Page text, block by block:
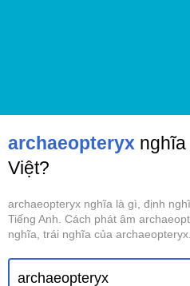
archaeopteryx nghĩa
Việt?
archaeopteryx nghĩa là gì, định
Tiếng Anh. Cách phát âm
nghĩa, trái nghĩa của archaeopteryx.